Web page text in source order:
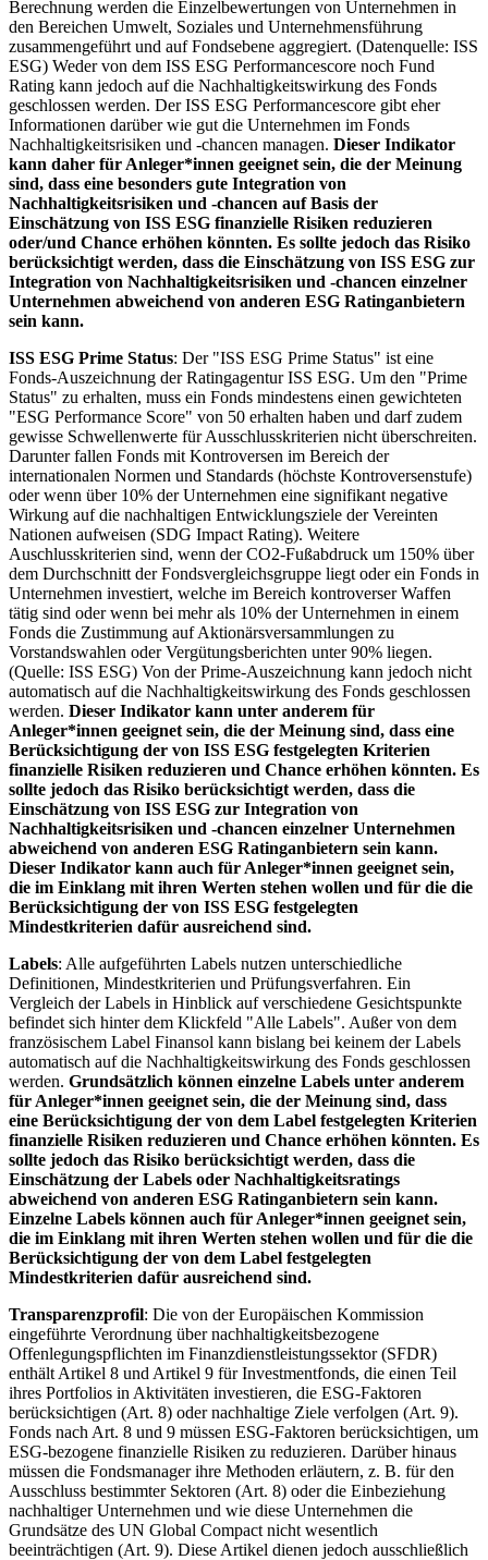
Berechnung werden die Einzelbewertungen von Unternehmen in
den Bereichen Umwelt, Soziales und Unternehmensführung
zusammengeführt und auf Fondsebene aggregiert. (Datenquelle: ISS
ESG) Weder von dem ISS ESG Performancescore noch Fund
Rating kann jedoch auf die Nachhaltigkeitswirkung des Fonds
geschlossen werden. Der ISS ESG Performancescore gibt eher
Informationen darüber wie gut die Unternehmen im Fonds
Nachhaltigkeitsrisiken und -chancen managen. Dieser Indikator
kann daher für Anleger*innen geeignet sein, die der Meinung
sind, dass eine besonders gute Integration von
Nachhaltigkeitsrisiken und -chancen auf Basis der
Einschätzung von ISS ESG finanzielle Risiken reduzieren
oder/und Chance erhöhen könnten. Es sollte jedoch das Risiko
berücksichtigt werden, dass die Einschätzung von ISS ESG zur
Integration von Nachhaltigkeitsrisiken und -chancen einzelner
Unternehmen abweichend von anderen ESG Ratinganbietern
sein kann.
ISS ESG Prime Status: Der "ISS ESG Prime Status" ist eine
Fonds-Auszeichnung der Ratingagentur ISS ESG. Um den "Prime
Status" zu erhalten, muss ein Fonds mindestens einen gewichteten
"ESG Performance Score" von 50 erhalten haben und darf zudem
gewisse Schwellenwerte für Ausschlusskriterien nicht überschreiten.
Darunter fallen Fonds mit Kontroversen im Bereich der
internationalen Normen und Standards (höchste Kontroversenstufe)
oder wenn über 10% der Unternehmen eine signifikant negative
Wirkung auf die nachhaltigen Entwicklungsziele der Vereinten
Nationen aufweisen (SDG Impact Rating). Weitere
Auschlusskriterien sind, wenn der CO2-Fußabdruck um 150% über
dem Durchschnitt der Fondsvergleichsgruppe liegt oder ein Fonds in
Unternehmen investiert, welche im Bereich kontroverser Waffen
tätig sind oder wenn bei mehr als 10% der Unternehmen in einem
Fonds die Zustimmung auf Aktionärsversammlungen zu
Vorstandswahlen oder Vergütungsberichten unter 90% liegen.
(Quelle: ISS ESG) Von der Prime-Auszeichnung kann jedoch nicht
automatisch auf die Nachhaltigkeitswirkung des Fonds geschlossen
werden. Dieser Indikator kann unter anderem für
Anleger*innen geeignet sein, die der Meinung sind, dass eine
Berücksichtigung der von ISS ESG festgelegten Kriterien
finanzielle Risiken reduzieren und Chance erhöhen könnten. Es
sollte jedoch das Risiko berücksichtigt werden, dass die
Einschätzung von ISS ESG zur Integration von
Nachhaltigkeitsrisiken und -chancen einzelner Unternehmen
abweichend von anderen ESG Ratinganbietern sein kann.
Dieser Indikator kann auch für Anleger*innen geeignet sein,
die im Einklang mit ihren Werten stehen wollen und für die die
Berücksichtigung der von ISS ESG festgelegten
Mindestkriterien dafür ausreichend sind.
Labels: Alle aufgeführten Labels nutzen unterschiedliche
Definitionen, Mindestkriterien und Prüfungsverfahren. Ein
Vergleich der Labels in Hinblick auf verschiedene Gesichtspunkte
befindet sich hinter dem Klickfeld "Alle Labels". Außer von dem
französischem Label Finansol kann bislang bei keinem der Labels
automatisch auf die Nachhaltigkeitswirkung des Fonds geschlossen
werden. Grundsätzlich können einzelne Labels unter anderem
für Anleger*innen geeignet sein, die der Meinung sind, dass
eine Berücksichtigung der von dem Label festgelegten Kriterien
finanzielle Risiken reduzieren und Chance erhöhen könnten. Es
sollte jedoch das Risiko berücksichtigt werden, dass die
Einschätzung der Labels oder Nachhaltigkeitsratings
abweichend von anderen ESG Ratinganbietern sein kann.
Einzelne Labels können auch für Anleger*innen geeignet sein,
die im Einklang mit ihren Werten stehen wollen und für die die
Berücksichtigung der von dem Label festgelegten
Mindestkriterien dafür ausreichend sind.
Transparenzprofil: Die von der Europäischen Kommission
eingeführte Verordnung über nachhaltigkeitsbezogene
Offenlegungspflichten im Finanzdienstleistungssektor (SFDR)
enthält Artikel 8 und Artikel 9 für Investmentfonds, die einen Teil
ihres Portfolios in Aktivitäten investieren, die ESG-Faktoren
berücksichtigen (Art. 8) oder nachhaltige Ziele verfolgen (Art. 9).
Fonds nach Art. 8 und 9 müssen ESG-Faktoren berücksichtigen, um
ESG-bezogene finanzielle Risiken zu reduzieren. Darüber hinaus
müssen die Fondsmanager ihre Methoden erläutern, z. B. für den
Ausschluss bestimmter Sektoren (Art. 8) oder die Einbeziehung
nachhaltiger Unternehmen und wie diese Unternehmen die
Grundsätze des UN Global Compact nicht wesentlich
beeinträchtigen (Art. 9). Diese Artikel dienen jedoch ausschließlich